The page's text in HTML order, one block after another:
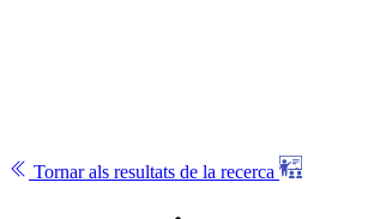
Tornar als resultats de la recerca